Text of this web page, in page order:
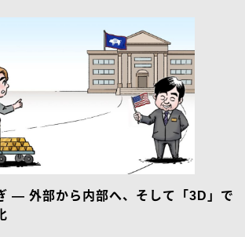
― 外部から内部へ、そして「3D」で